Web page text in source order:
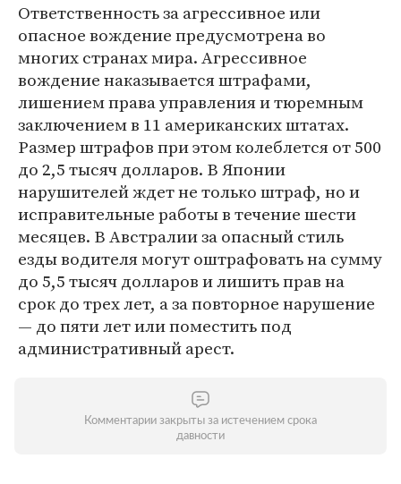
Ответственность за агрессивное или
опасное вождение предусмотрена во
многих странах мира. Агрессивное
вождение наказывается штрафами,
лишением права управления и тюремным
заключением в 11 американских штатах.
Размер штрафов при этом колеблется от 500
до 2,5 тысяч долларов. В Японии
нарушителей ждет не только штраф, но и
исправительные работы в течение шести
месяцев. В Австралии за опасный стиль
езды водителя могут оштрафовать на сумму
до 5,5 тысяч долларов и лишить прав на
срок до трех лет, а за повторное нарушение
— до пяти лет или поместить под
административный арест.
Комментарии закрыты за истечением срока
давности